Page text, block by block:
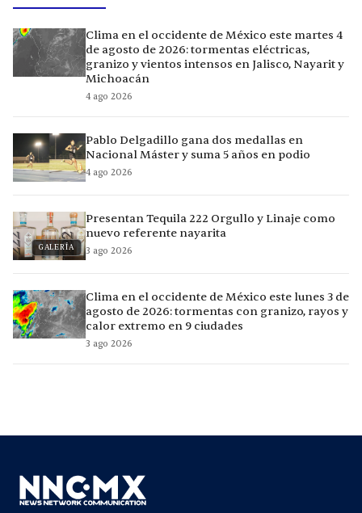
Clima en el occidente de México este martes 4
de agosto de 2026: tormentas eléctricas,
granizo y vientos intensos en Jalisco, Nayarit y
Michoacán
4 ago 2026
Pablo Delgadillo gana dos medallas en
Nacional Máster y suma 5 años en podio
4 ago 2026
GALERÍA
Presentan Tequila 222 Orgullo y Linaje como
nuevo referente nayarita
3 ago 2026
Clima en el occidente de México este lunes 3 de
agosto de 2026: tormentas con granizo, rayos y
calor extremo en 9 ciudades
3 ago 2026